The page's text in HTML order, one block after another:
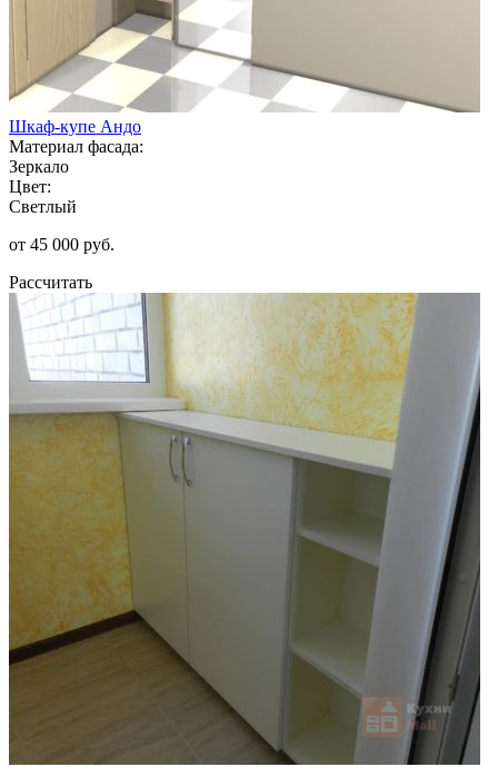
Шкаф-купе Андо
Материал фасада:
Зеркало
Цвет:
Светлый
от 45 000 руб.
Рассчитать